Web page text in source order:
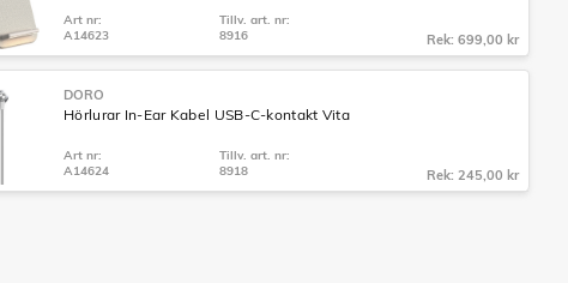
Art nr:
A14623
Tillv. art. nr:
8916
Rek: 699,00 kr
DORO
Hörlurar In-Ear Kabel USB-C-kontakt Vita
Art nr:
A14624
Tillv. art. nr:
8918
Rek: 245,00 kr